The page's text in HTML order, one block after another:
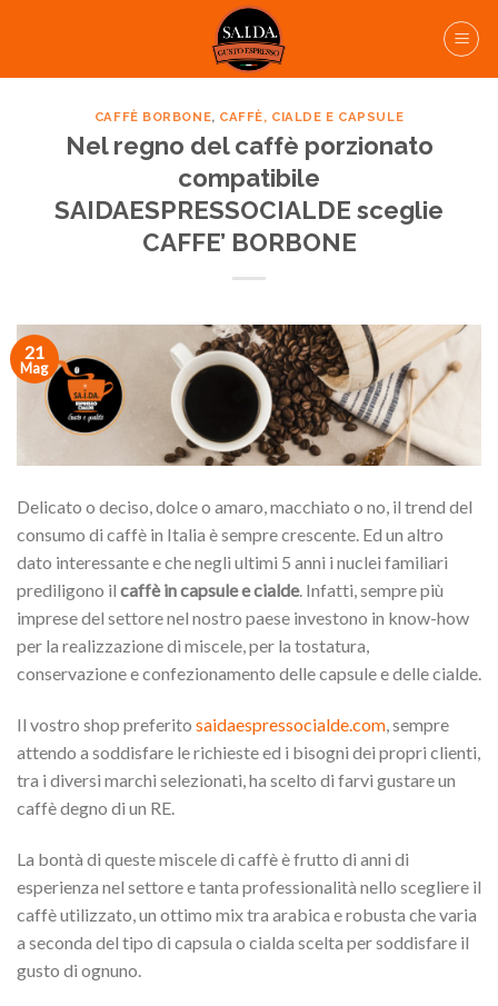
CAFFÈ BORBONE, CAFFÈ, CIALDE E CAPSULE
Nel regno del caffè porzionato
compatibile
SAIDAESPRESSOCIALDE sceglie
CAFFE’ BORBONE
21
Mag
Delicato o deciso, dolce o amaro, macchiato o no, il trend del
consumo di caffè in Italia è sempre crescente. Ed un altro
dato interessante e che negli ultimi 5 anni i nuclei familiari
prediligono il caffè in capsule e cialde. Infatti, sempre più
imprese del settore nel nostro paese investono in know-how
per la realizzazione di miscele, per la tostatura,
conservazione e confezionamento delle capsule e delle cialde.
Il vostro shop preferito saidaespressocialde.com , sempre
attendo a soddisfare le richieste ed i bisogni dei propri clienti,
tra i diversi marchi selezionati, ha scelto di farvi gustare un
caffè degno di un RE.
La bontà di queste miscele di caffè è frutto di anni di
esperienza nel settore e tanta professionalità nello scegliere il
caffè utilizzato, un ottimo mix tra arabica e robusta che varia
a seconda del tipo di capsula o cialda scelta per soddisfare il
gusto di ognuno.